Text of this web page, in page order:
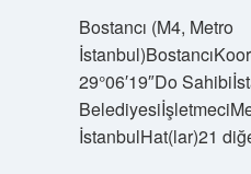
Bostancı (M4, Metro
29°06′19″Do
İstanbulHat(lar)21